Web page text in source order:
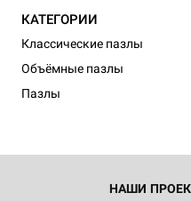
КАТЕГОРИИ
Классические пазлы
Объёмные пазлы
Пазлы
НАШИ